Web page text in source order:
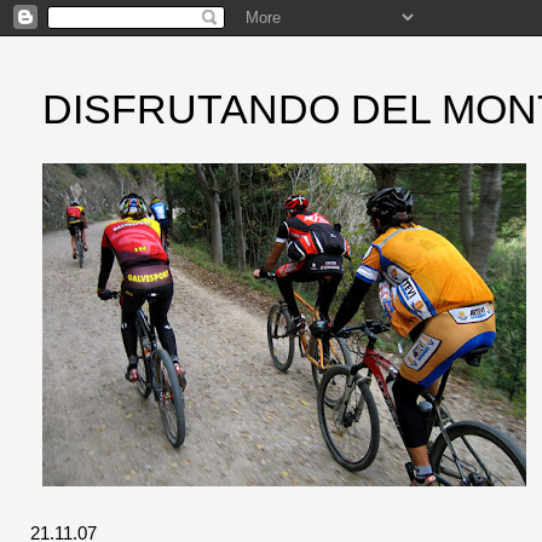
DISFRUTANDO DEL
21.11.07